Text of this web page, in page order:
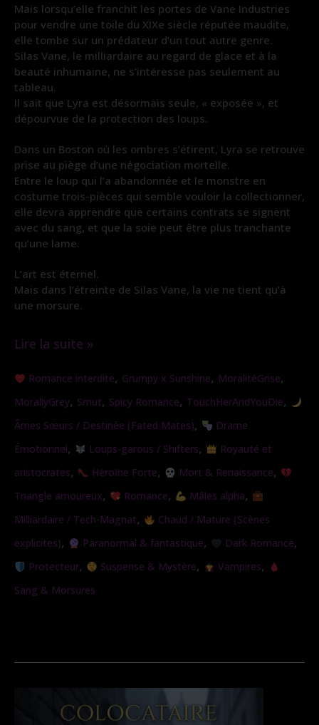
Mais lorsqu’elle franchit les portes de Vane Industries
pour vendre une toile du XIXe siècle réputée maudite,
elle tombe sur un prédateur d’un tout autre genre.
Silas Vane, le milliardaire au regard de glace et à la
beauté inhumaine, ne s’intéresse pas seulement au
tableau.
Il sait que Lyra est désormais seule, « exposée », et
dépourvue de la protection des loups.
Dans un Boston où les ombres s’étirent, Lyra se retrouve
prise au piège d’une négociation mortelle.
Entre le loup qui l’a abandonnée et le monstre en
costume trois-pièces qui semble vouloir la collectionner,
elle devra apprendre que certains contrats se signent
avec du sang, et que la soie peut être plus tranchante
qu’une lame.
L’art est éternel.
Mais dans l’étreinte de Silas Vane, la vie ne tient qu’à
une morsure.
Lire la suite »
Romance interdite, Grumpy x Sunshine, MoralitéGrise,
MorallyGrey, Smut, Spicy Romance, TouchHerAndYouDie,
Âmes Sœurs / Destinée (Fated Mates),
Drame
Émotionnel, Loups-garous / Shifters,
Royauté et
aristocrates, Héroïne Forte, Mort & Renaissance,
Triangle amoureux, Romance, Mâles alpha,
Milliardaire / Tech-Magnat,
Chaud / Mature (Scènes
explicites), Paranormal & fantastique, Dark Romance,
Protecteur, Suspense & Mystère, Vampires,
Sang & Morsures